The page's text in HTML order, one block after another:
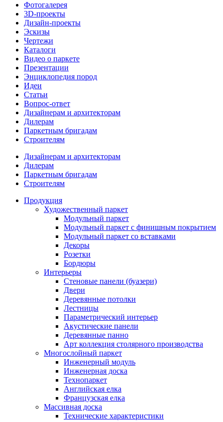
Фотогалерея
3D-проекты
Дизайн-проекты
Эскизы
Чертежи
Каталоги
Видео о паркете
Презентации
Энциклопедия пород
Идеи
Статьи
Вопрос-ответ
Дизайнерам и архитекторам
Дилерам
Паркетным бригадам
Строителям
Дизайнерам и архитекторам
Дилерам
Паркетным бригадам
Строителям
Продукция
Художественный паркет
Модульный паркет
Модульный паркет с финишным покрытием
Модульный паркет со вставками
Декоры
Розетки
Бордюры
Интерьеры
Стеновые панели (буазери)
Двери
Деревянные потолки
Лестницы
Параметрический интерьер
Акустические панели
Деревянные панно
Арт коллекция столярного производства
Многослойный паркет
Инженерный модуль
Инженерная доска
Технопаркет
Английская елка
Французская елка
Массивная доска
Технические характеристики